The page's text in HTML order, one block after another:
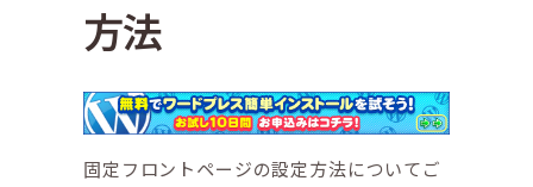
方法
固定フロントページの設定方法についてご